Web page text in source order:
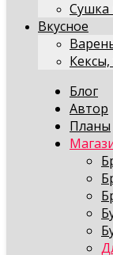
Сушка
Вкусное
Блог
Автор
Планы